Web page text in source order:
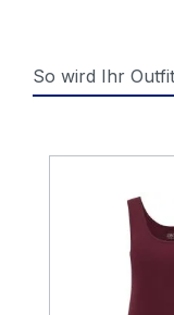
So wird Ihr